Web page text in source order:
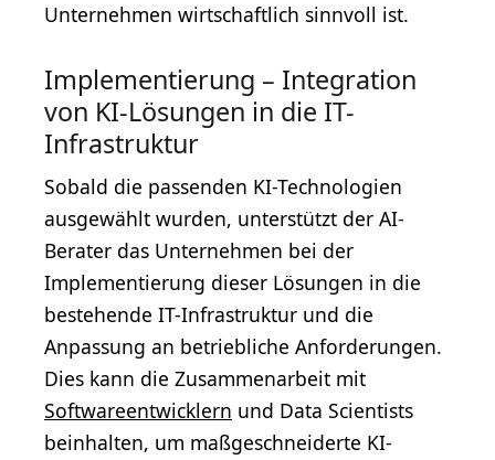
Unternehmen wirtschaftlich sinnvoll ist.
Implementierung – Integration
von KI-Lösungen in die IT-
Infrastruktur
Sobald die passenden KI-Technologien
ausgewählt wurden, unterstützt der AI-
Berater das Unternehmen bei der
Implementierung dieser Lösungen in die
bestehende IT-Infrastruktur und die
Anpassung an betriebliche Anforderungen.
Dies kann die Zusammenarbeit mit
Softwareentwicklern und Data Scientists
beinhalten, um maßgeschneiderte KI-